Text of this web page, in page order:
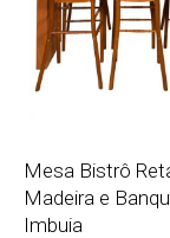
Mesa Bistrô
Madeira e
Imbuia